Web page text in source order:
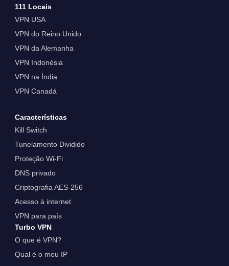
111 Locais
VPN USA
VPN do Reino Unido
VPN da Alemanha
VPN Indonésia
VPN na Índia
VPN Canadá
Características
Kill Switch
Tunelamento Dividido
Proteção Wi-Fi
DNS privado
Criptografia AES-256
Acesso à internet
VPN para país
Turbo VPN
O que é VPN?
Qual é o meu IP